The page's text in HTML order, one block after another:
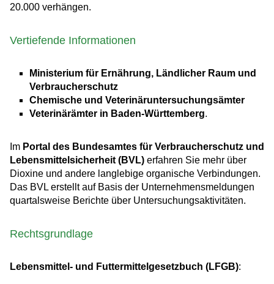
20.000 verhängen.
Vertiefende Informationen
Ministerium für Ernährung, Ländlicher Raum und
Verbraucherschutz
Chemische und Veterinäruntersuchungsämter
Veterinärämter in Baden-Württemberg.
Im Portal des Bundesamtes für Verbraucherschutz und
Lebensmittelsicherheit (BVL) erfahren Sie mehr über
Dioxine und andere langlebige organische Verbindungen.
Das BVL erstellt auf Basis der Unternehmensmeldungen
quartalsweise Berichte über Untersuchungsaktivitäten.
Rechtsgrundlage
Lebensmittel- und Futtermittelgesetzbuch (LFGB):